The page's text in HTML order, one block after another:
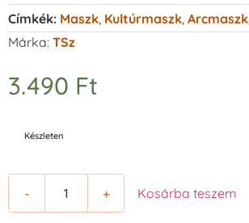
Címkék: Maszk Kultúrmaszk Arcmaszk
Márka: TSz
3.490 Ft
Készleten
- + Kosárba teszem